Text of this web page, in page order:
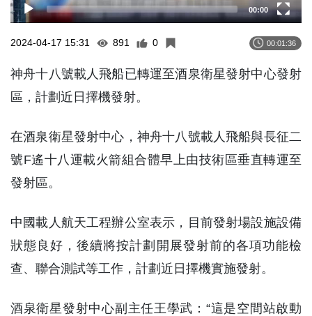
00:00
2024-04-17 15:31 891 0 00:01:36
神舟十八號載人飛船已轉運至酒泉衛星發射中心發射
區，計劃近日擇機發射。
在酒泉衛星發射中心，神舟十八號載人飛船與長征二
號F遙十八運載火箭組合體早上由技術區垂直轉運至
發射區。
中國載人航天工程辦公室表示，目前發射場設施設備
狀態良好，後續將按計劃開展發射前的各項功能檢
查、聯合測試等工作，計劃近日擇機實施發射。
酒泉衛星發射中心副主任王學武：“這是空間站啟動